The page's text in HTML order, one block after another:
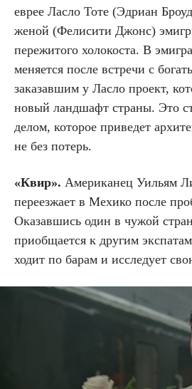
еврее Ласло Тоте (Эдриан
женой (Фелисити Джонс)
пережитого холокоста. В
меняется после встречи с
заказавшим у Ласло проект,
новый ландшафт страны. Это
делом, которое приведет
не без потерь.
«Квир». Американец Уильям
переезжает в Мехико после
Оказавшись один в чужой
приобщается к другим
ходит по барам и исследует